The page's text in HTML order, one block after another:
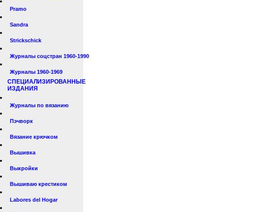
Pramo
Sandra
Strickschick
Журналы соцстран 1960-1990
Журналы 1960-1969
СПЕЦИАЛИЗИРОВАННЫЕ
ИЗДАНИЯ
Журналы по вязанию
Пэчворк
Вязание крючком
Вышивка
Выкройки
Вышиваю крестиком
Labores del Hogar